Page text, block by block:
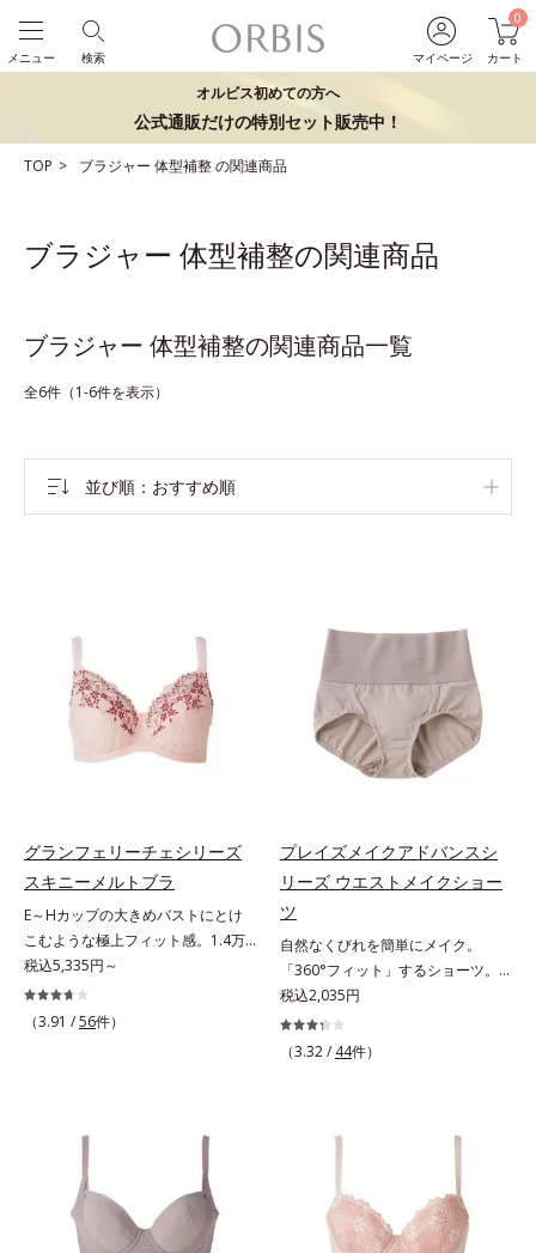
マイページ
0
カート
検索
メニュー
オルビス初めての方へ
公式通販だけの特別セット販売中！
TOP ブラジャー 体型補整の関連商品
ブラジャー 体型補整の関連商品
ブラジャー 体型補整の関連商品一覧
全6件（1-6件を表示）
並び順 おすすめ順
グランフェリーチェシリーズ
スキニーメルトブラ
E～Hカップの大きめバストにとけ
こむような極上フィット感。1.4万
件＊のお悩みを聞き、8,000人のお
客様と開発「私には合うブラがな
い…」と秘かに苦しむグラマーさん
＊オルビスWeb「キクラボ」でのア
ンケート結果（2018年5月時点）大
きめバストに極楽フィット＆スッキ
リ細見せグラマーさんのための特殊
設計を行っています。大きめバスト
税込5,335円～
（3.91 /56件）
プレイズメイクアドバンスシ
リーズ ウエストメイクショー
ツ
自然なくびれを簡単にメイク。
「360°フィット」するショーツ。
フロント＆マチの肌側は綿100％素
材でここちいい「大人世代のボディ
を美しく魅せる」という発想の「プ
を簡単にメイクします。ウエスト部
ト＆マチの肌側は、綿100％素材で
ここちよく快適です。
税込2,035円
（3.32 / 44件）